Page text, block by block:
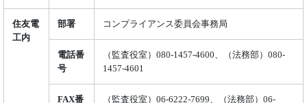
住友電
工内
部署 コンプライアンス委員会事務局
電話番
号
（監査役室）080-1457-4600、（法務部）080-
1457-4601
FAX番
（監査役室）06-6222-7699、（法務部）06-